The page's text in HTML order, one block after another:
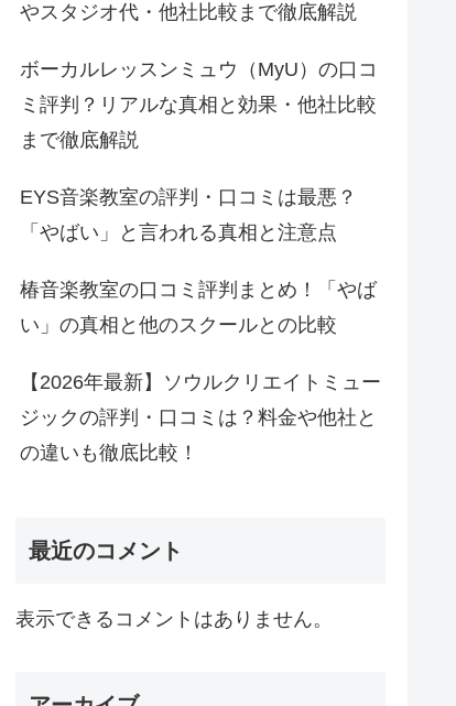
やスタジオ代・他社比較まで徹底解説
ボーカルレッスンミュウ（MyU）の口コ
ミ評判？リアルな真相と効果・他社比較
まで徹底解説
EYS音楽教室の評判・口コミは最悪？
「やばい」と言われる真相と注意点
椿音楽教室の口コミ評判まとめ！「やば
い」の真相と他のスクールとの比較
【2026年最新】ソウルクリエイトミュー
ジックの評判・口コミは？料金や他社と
の違いも徹底比較！
最近のコメント
表示できるコメントはありません。